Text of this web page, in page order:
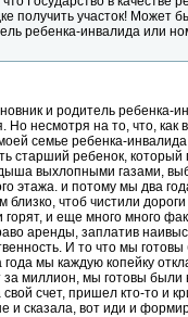
получить участок! Может
ребенка-инвалида или
и родитель ребенка-
Но несмотря на то, что,
семье ребенка-
старший ребенок, который
выхлопными газами,
этажа. и потому мы два
близко, чтоб чистили
горят, и еще много много
аренды, заплатив
И то что мы
года мы каждую копейку
за миллион, мы готовы
свой счет, пришел кто-то и
и сказала, вот иди и